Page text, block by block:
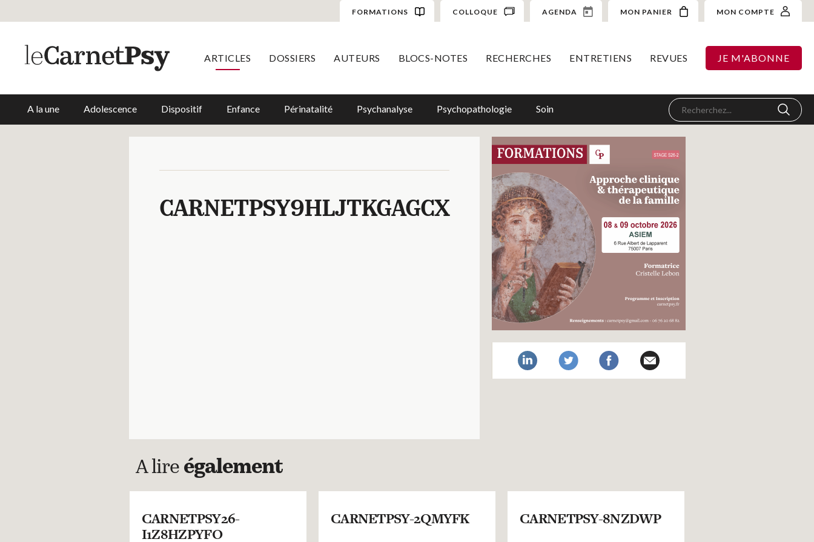
FORMATIONS COLLOQUE AGENDA MON PANIER MON COMPTE
ARTICLES DOSSIERS AUTEURS BLOCS-NOTES RECHERCHES ENTRETIENS REVUES JE M'ABONNE
A la une Adolescence Dispositif Enfance Périnatalité Psychanalyse Psychopathologie Soin
CARNETPSY9HLJTKGAGCX
A lire également
CARNETPSY26-
I1Z8HZPYFO
CARNETPSY-2QMYFK CARNETPSY-8NZDWP